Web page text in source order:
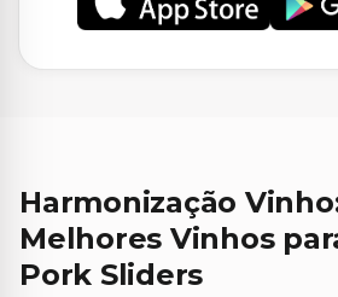
Harmonização
Melhores Vinhos
Pork Sliders